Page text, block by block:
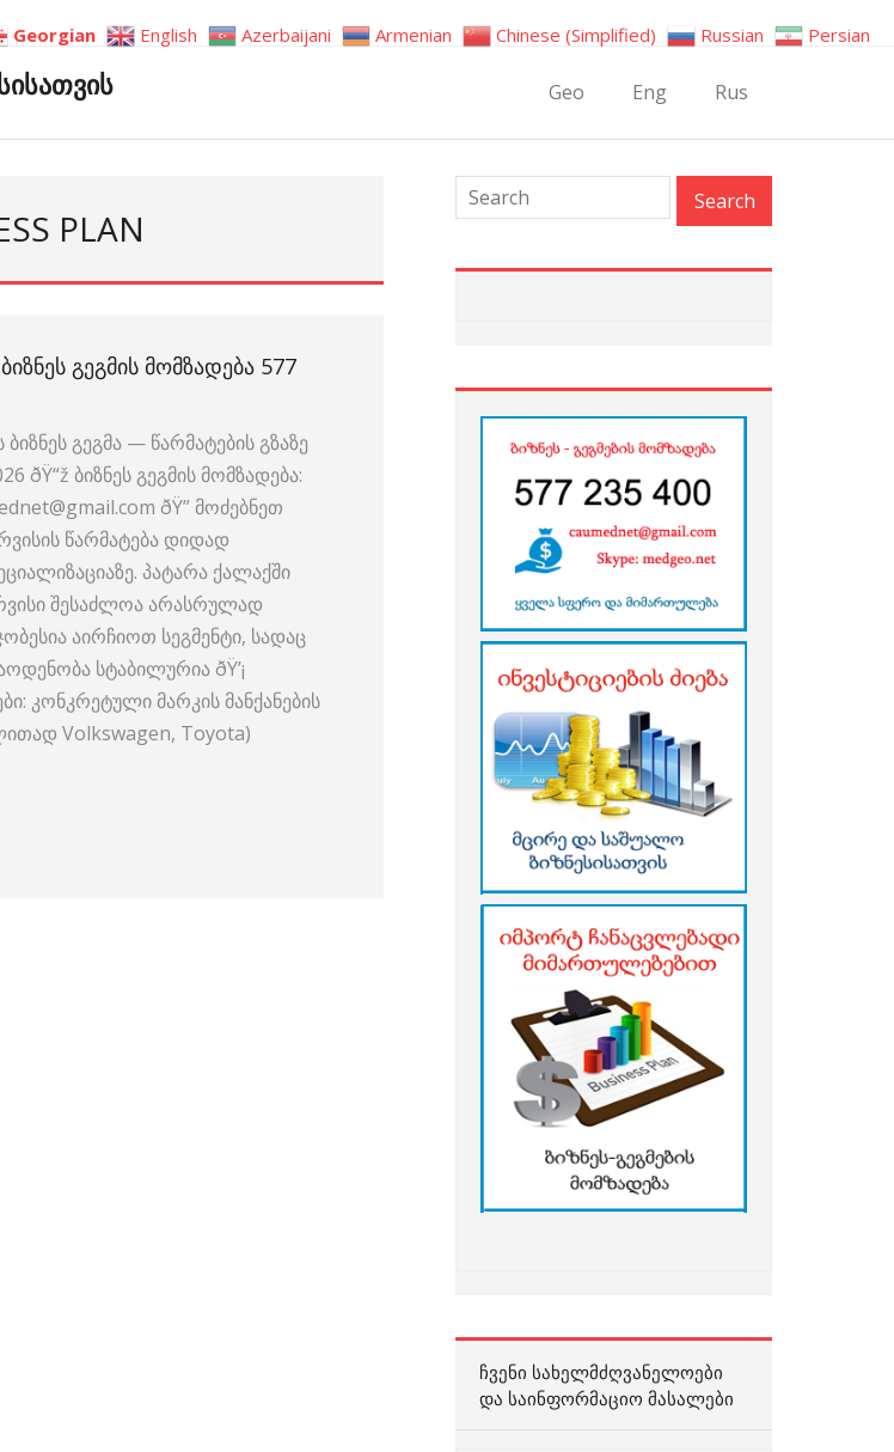
Geo Eng Rus
PLAN
ᲒᲔᲒᲛᲘᲡ ᲛᲝᲛᲖᲐᲓᲔᲑᲐ 577
გეგმა — წარმატების გზაზე
ðŸ“ž ბიზნეს გეგმის მომზადება:
ðŸ” მოძებნეთ
წარმატება დიდად
პატარა ქალაქში
შესაძლოა არასრულად
აირჩიოთ სეგმენტი, სადაც
სტაბილურია ðŸ’¡
კონკრეტული მარკის მანქანების
Volkswagen, Toyota)
ᲩᲕᲔᲜᲘ ᲡᲐᲮᲔᲚᲛᲫᲦᲕᲐᲜᲔᲚᲝᲔᲑᲘ
ᲓᲐ ᲡᲐᲘᲜᲤᲝᲠᲛᲐᲪᲘᲝ ᲛᲐᲡᲐᲚᲔᲑᲘ
Georgian English Azerbaijani Armenian Chinese (Simplified) Russian Persian